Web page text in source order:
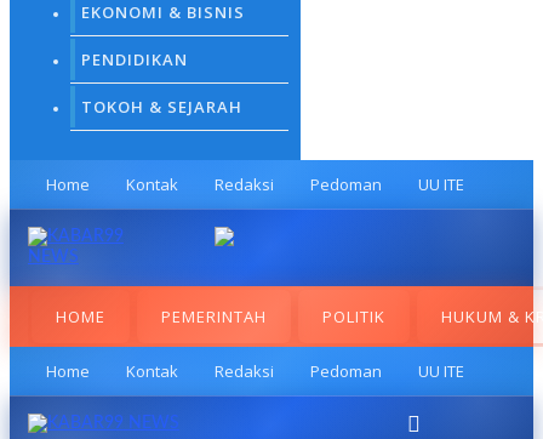
EKONOMI & BISNIS
PENDIDIKAN
TOKOH & SEJARAH
Home Kontak Redaksi Pedoman UU ITE
HOME PEMERINTAH POLITIK HUKUM &
Home Kontak Redaksi Pedoman UU ITE